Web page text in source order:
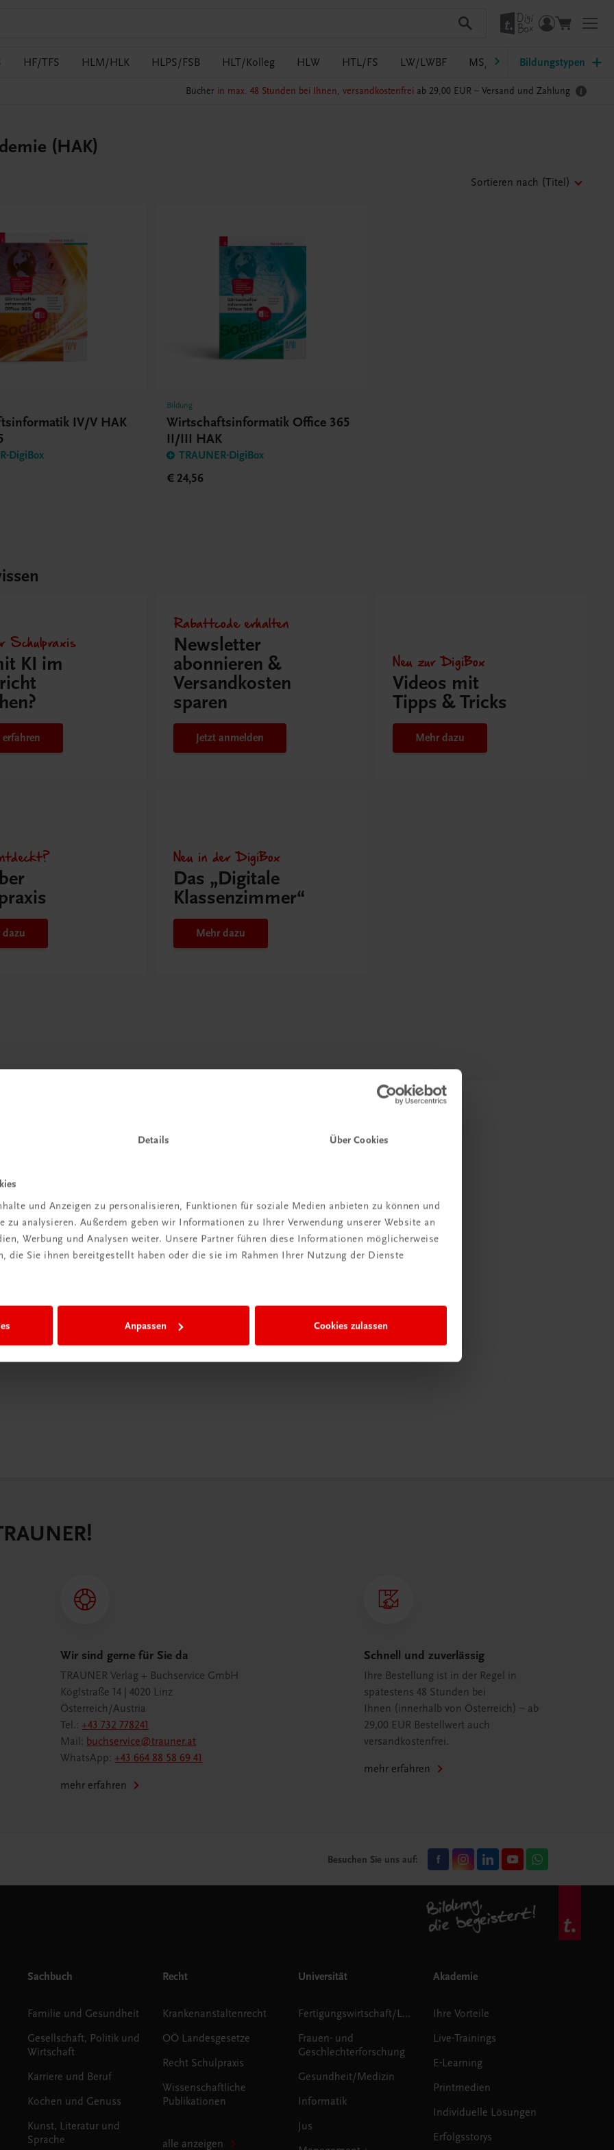
Details Über Cookies
und Anzeigen zu personalisieren, Funktionen für soziale Medien anbieten zu können und
zu analysieren. Außerdem geben wir Informationen zu Ihrer Verwendung unserer Website an
Werbung und Analysen weiter. Unsere Partner führen diese Informationen möglicherweise
die Sie ihnen bereitgestellt haben oder die sie im Rahmen Ihrer Nutzung der Dienste
Anpassen Cookies zulassen
HF/TFS HLM/HLK HLPS/FSB HLT/Kolleg HLW HTL/FS LW/LWBF MS/ASO Pflege PTS
Bildungstypen
Bücher in max. 48 Stunden bei Ihnen, versandkostenfrei ab 29,00 EUR – Versand und Zahlung
(HAK)
Sortieren nach (Titel)
IV/V HAK
DigiBox
Bildung
Wirtschaftsinformatik Office 365
II/III HAK
TRAUNER-DigiBox
€ 24,56
Schulpraxis
KI im
erfahren
Rabattcode erhalten
Newsletter
abonnieren &
Versandkosten
sparen
Jetzt anmelden
Neu zur DigiBox
Videos mit
Tipps & Tricks
Mehr dazu
dazu
Neu in der DigiBox
Das „Digitale
Klassenzimmer“
Mehr dazu
der
eine
Wir sind gerne für Sie da
TRAUNER Verlag + Buchservice GmbH
Köglstraße 14 | 4020 Linz
Österreich/Austria
Tel.:+43 732 778241
Mail: buchservice@trauner.at
WhatsApp:+43 664 88 58 69 41
mehr erfahren
Schnell und zuverlässig
Ihre Bestellung ist in der Regel in
spätestens 48 Stunden bei
Ihnen (innerhalb von Österreich) – ab
29,00 EUR Bestellwert auch
versandkostenfrei.
mehr erfahren
Besuchen Sie uns auf:
Sachbuch
Familie und Gesundheit
Gesellschaft, Politik und
Wirtschaft
Karriere und Beruf
Kochen und Genuss
Kunst, Literatur und
Sprache
Recht
Krankenanstaltenrecht
OÖ Landesgesetze
Recht Schulpraxis
Wissenschaftliche
Publikationen
alle anzeigen
Universität
Fertigungswirtschaft/Logistik
Frauen- und
Geschlechterforschung
Gesundheit/Medizin
Informatik
Jus
Akademie
Ihre Vorteile
Live-Trainings
E-Learning
Printmedien
Individuelle Lösungen
Erfolgsstorys